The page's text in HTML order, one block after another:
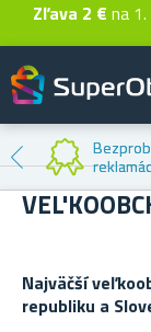
Zľava 2 € na
Najväčší
republiku a